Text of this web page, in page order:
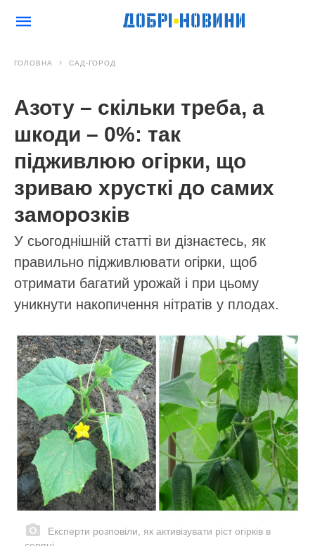
ГОЛОВНА САД-ГОРОД
Азоту – скільки треба, а
шкоди – 0%: так
підживлюю огірки, що
зриваю хрусткі до самих
заморозків
У сьогоднішній статті ви дізнаєтесь, як
правильно підживлювати огірки, щоб
отримати багатий урожай і при цьому
уникнути накопичення нітратів у плодах.
Експерти розповіли, як активізувати ріст огірків в